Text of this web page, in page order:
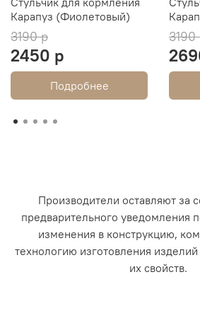
Карапуз (Фиолетовый)
3190 р
2450 р
Подробнее
3190
Производители оставляют за
предварительного уведомления
изменения в конструкцию,
технологию изготовления
их свойств.